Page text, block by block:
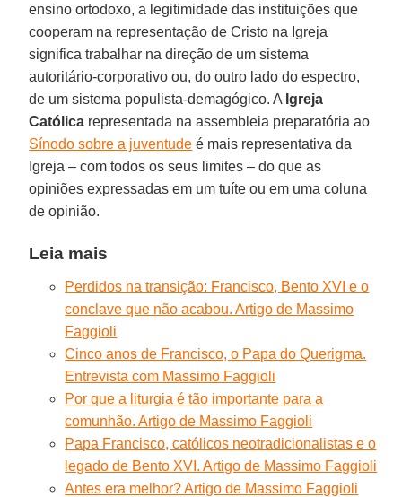
ensino ortodoxo, a legitimidade das instituições que
cooperam na representação de Cristo na Igreja
significa trabalhar na direção de um sistema
autoritário-corporativo ou, do outro lado do espectro,
de um sistema populista-demagógico. A Igreja
Católica representada na assembleia preparatória ao
Sínodo sobre a juventude é mais representativa da
Igreja – com todos os seus limites – do que as
opiniões expressadas em um tuíte ou em uma coluna
de opinião.
Leia mais
Perdidos na transição: Francisco, Bento XVI e o
conclave que não acabou. Artigo de Massimo
Faggioli
Cinco anos de Francisco, o Papa do Querigma.
Entrevista com Massimo Faggioli
Por que a liturgia é tão importante para a
comunhão. Artigo de Massimo Faggioli
Papa Francisco, católicos neotradicionalistas e o
legado de Bento XVI. Artigo de Massimo Faggioli
Antes era melhor? Artigo de Massimo Faggioli